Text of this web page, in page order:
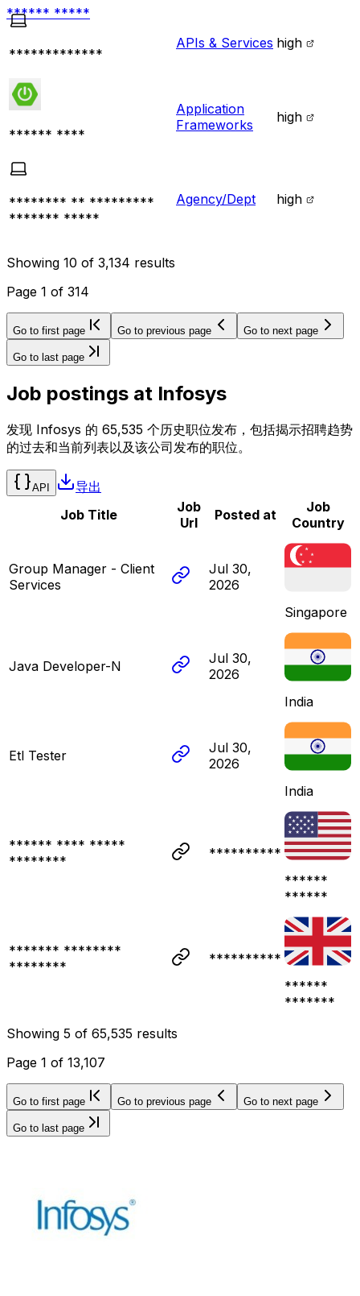
****** *****
*************
APIs & Services high
****** ****
Application
Frameworks
high
******** ** *********
******* *****
Agency/Dept high
Showing 10 of 3,134 results
Page 1 of 314
Go to first page Go to previous page Go to next page
Go to last page
Job postings at Infosys
发现 Infosys 的 65,535 个历史职位发布，包括揭示招聘趋势
的过去和当前列表以及该公司发布的职位。
API
导出
Job Title
Job
Url
Posted at
Job
Country
Group Manager - Client
Services
Jul 30,
2026
Singapore
Java Developer-N
Jul 30,
2026
India
Etl Tester
Jul 30,
2026
India
****** **** *****
********
**********
******
******
******* ********
********
**********
******
*******
Showing 5 of 65,535 results
Page 1 of 13,107
Go to first page Go to previous page Go to next page
Go to last page